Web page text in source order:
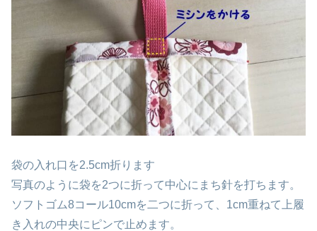
袋の入れ口を2.5cm折ります
写真のように袋を2つに折って中心にまち針を打ちます。
ソフトゴム8コール10cmを二つに折って、1cm重ねて上履
き入れの中央にピンで止めます。